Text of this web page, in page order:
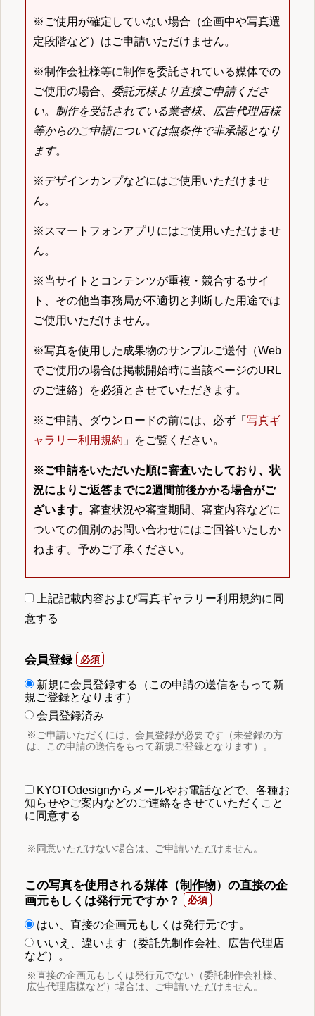
※ご使用が確定していない場合（企画中や写真選
定段階など）はご申請いただけません。
※制作会社様等に制作を委託されている媒体での
ご使用の場合、 委託元様より直接ご申請くださ
い。 制作を受託されている業者様、広告代理店様
等からのご申請については無条件で非承認となり
ます。
※デザインカンプなどにはご使用いただけませ
ん。
※スマートフォンアプリにはご使用いただけませ
ん。
※当サイトとコンテンツが重複・競合するサイ
ト、その他当事務局が不適切と判断した用途では
ご使用いただけません。
※写真を使用した成果物のサンプルご送付（Web
でご使用の場合は掲載開始時に当該ページのURL
のご連絡）を必須とさせていただきます。
※ご申請、ダウンロードの前には、必ず「 写真ギ
ャラリー利用規約 」をご覧ください。
※ご申請をいただいた順に審査いたしており、状
況によりご返答までに2週間前後かかる場合がご
ざいます。 審査状況や審査期間、審査内容などに
ついての個別のお問い合わせにはご回答いたしか
ねます。予めご了承ください。
上記記載内容および写真ギャラリー利用規約に同
意する
会員登録
新規に会員登録する（この申請の送信をもって新
規ご登録となります）
会員登録済み
※ご申請いただくには、会員登録が必要です（未登録の方
は、この申請の送信をもって新規ご登録となります）。
KYOTOdesignからメールやお電話などで、各種お
知らせやご案内などのご連絡をさせていただくこと
に同意する
※同意いただけない場合は、ご申請いただけません。
この写真を使用される媒体（制作物）の直接の企
画元もしくは発行元ですか？
はい、直接の企画元もしくは発行元です。
いいえ、違います（委託先制作会社、広告代理店
など）。
※直接の企画元もしくは発行元でない（委託制作会社様、
広告代理店様など）場合は、ご申請いただけません。